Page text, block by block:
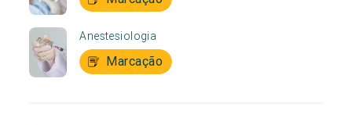
Anestesiologia
Marcação